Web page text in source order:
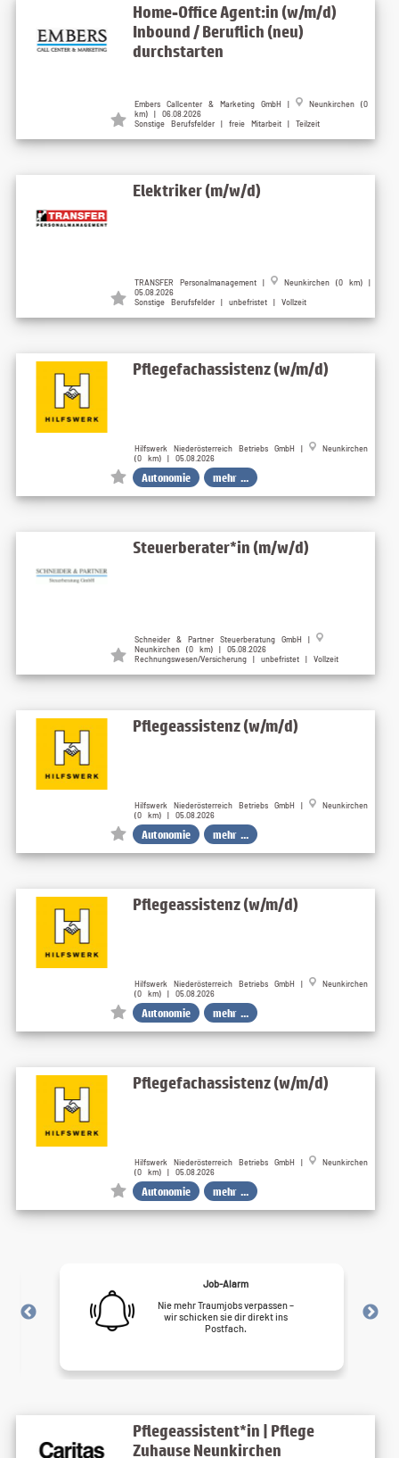
Home-Office Agent:in (w/m/d)
Inbound / Beruflich (neu)
durchstarten
Embers Callcenter & Marketing GmbH |
Neunkirchen (0
km) | 06.08.2026
Sonstige Berufsfelder | freie Mitarbeit | Teilzeit
Elektriker (m/w/d)
TRANSFER Personalmanagement |
Neunkirchen (0 km) |
05.08.2026
Sonstige Berufsfelder | unbefristet | Vollzeit
Pflegefachassistenz (w/m/d)
Hilfswerk Niederösterreich Betriebs GmbH |
Neunkirchen
(0 km) | 05.08.2026
Autonomie mehr ...
Steuerberater*in (m/w/d)
Schneider & Partner Steuerberatung GmbH |
Neunkirchen (0 km) | 05.08.2026
Rechnungswesen/Versicherung | unbefristet | Vollzeit
Pflegeassistenz (w/m/d)
Hilfswerk Niederösterreich Betriebs GmbH |
Neunkirchen
(0 km) | 05.08.2026
Autonomie mehr ...
Pflegeassistenz (w/m/d)
Hilfswerk Niederösterreich Betriebs GmbH |
Neunkirchen
(0 km) | 05.08.2026
Autonomie mehr ...
Pflegefachassistenz (w/m/d)
Hilfswerk Niederösterreich Betriebs GmbH |
Neunkirchen
(0 km) | 05.08.2026
Autonomie mehr ...
Job-Alarm
Nie mehr Traumjobs verpassen –
wir schicken sie dir direkt ins
Postfach.
Pflegeassistent*in | Pflege
Zuhause Neunkirchen